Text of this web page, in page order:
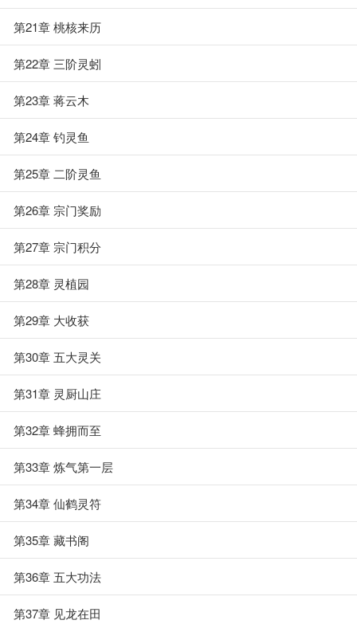
第21章 桃核来历
第22章 三阶灵蚓
第23章 蒋云木
第24章 钓灵鱼
第25章 二阶灵鱼
第26章 宗门奖励
第27章 宗门积分
第28章 灵植园
第29章 大收获
第30章 五大灵关
第31章 灵厨山庄
第32章 蜂拥而至
第33章 炼气第一层
第34章 仙鹤灵符
第35章 藏书阁
第36章 五大功法
第37章 见龙在田